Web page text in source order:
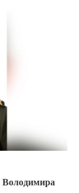
Володимира